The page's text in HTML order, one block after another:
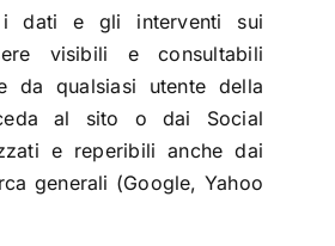
i dati e gli interventi sui
visibili e consultabili
da qualsiasi utente della
al sito o dai Social
e reperibili anche dai
generali (Google, Yahoo